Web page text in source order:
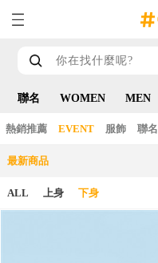
聯名 WOMEN MEN
熱銷推薦 EVENT 服飾 聯名
最新商品
ALL 上身 下身